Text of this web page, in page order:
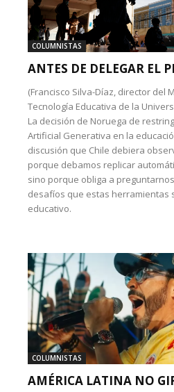
COLUMNISTAS
ANTES DE DELEGAR EL
(Francisco Silva-Díaz, director del
Tecnología Educativa de la
La decisión de Noruega de
Artificial Generativa en la
discusión que Chile debiera
porque debamos replicar
sino porque obliga a
desafíos que estas herramientas
educativo.
COLUMNISTAS
AMÉRICA LATINA NO